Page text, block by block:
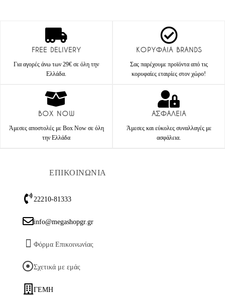
FREE DELIVERY
Για αγορές άνω των 29€ σε όλη την
Ελλάδα.
ΚΟΡΥΦΑΙΑ BRANDS
Σας παρέχουμε προϊόντα από τις
κορυφαίες εταιρίες στον χώρο!
BOX NOW
Άμεσες αποστολές με Box Now σε όλη
την Ελλάδα
ΑΣΦΑΛΕΙΑ
Άμεσες και εύκολες συναλλαγές με
ασφάλεια.
ΕΠΙΚΟΙΝΩΝΙΑ
22210-81333
info@megashopgr.gr
Φόρμα Επικοινωνίας
Σχετικά με εμάς
ΓΕΜΗ